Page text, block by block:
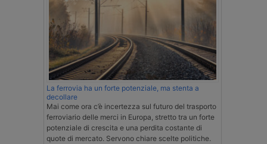
La ferrovia ha un forte potenziale, ma stenta a
decollare
Mai come ora c’è incertezza sul futuro del trasporto
ferroviario delle merci in Europa, stretto tra un forte
potenziale di crescita e una perdita costante di
quote di mercato. Servono chiare scelte politiche.